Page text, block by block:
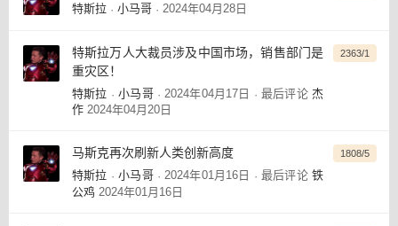
特斯拉 · 小马哥 · 2024年04月28日
特斯拉万人大裁员涉及中国市场，销售部门是
重灾区！
特斯拉 · 小马哥 · 2024年04月17日 · 最后评论杰
作 2024年04月20日
2363/1
马斯克再次刷新人类创新高度
特斯拉 · 小马哥 · 2024年01月16日 · 最后评论铁
公鸡 2024年01月16日
1808/5